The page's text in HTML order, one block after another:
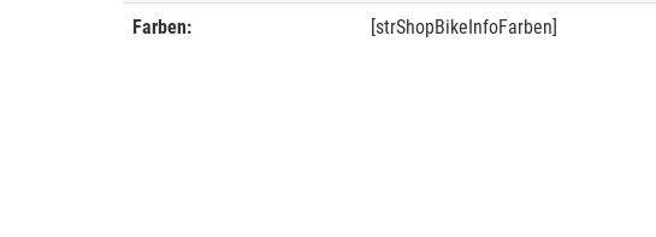
Farben: [strShopBikeInfoFarben]